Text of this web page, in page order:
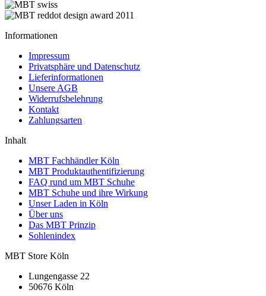
Informationen
Impressum
Privatsphäre und Datenschutz
Lieferinformationen
Unsere AGB
Widerrufsbelehrung
Kontakt
Zahlungsarten
Inhalt
MBT Fachhändler Köln
MBT Produktauthentifizierung
FAQ rund um MBT Schuhe
MBT Schuhe und ihre Wirkung
Unser Laden in Köln
Über uns
Das MBT Prinzip
Sohlenindex
MBT Store Köln
Lungengasse 22
50676 Köln